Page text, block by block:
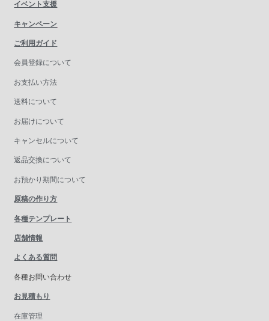
イベント支援
キャンペーン
ご利用ガイド
会員登録について
お支払い方法
送料について
お届けについて
キャンセルについて
返品交換について
お預かり期間について
原稿の作り方
各種テンプレート
店舗情報
よくある質問
各種お問い合わせ
お見積もり
在庫管理